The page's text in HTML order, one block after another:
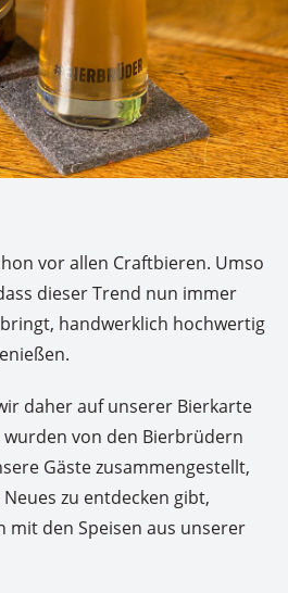
vor allen Craftbieren. Umso
dieser Trend nun immer
handwerklich hochwertig
daher auf unserer Bierkarte
wurden von den Bierbrüdern
Gäste zusammengestellt,
zu entdecken gibt,
mit den Speisen aus unserer